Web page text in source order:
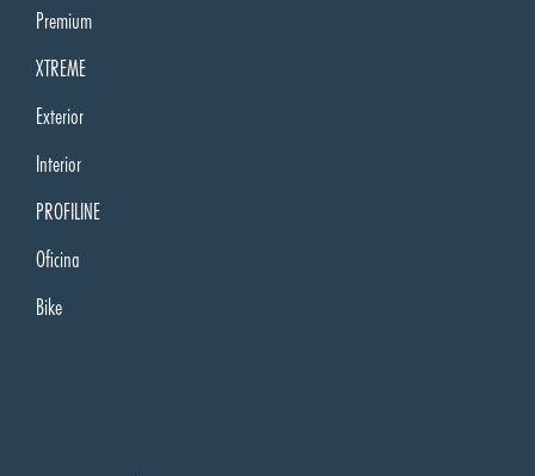
Premium
XTREME
Exterior
Interior
PROFILINE
Oficina
Bike